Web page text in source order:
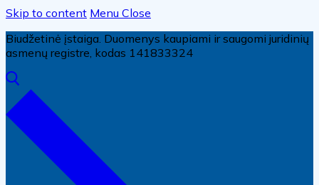
Skip to content Menu Close
Biudžetinė įstaiga. Duomenys kaupiami ir saugomi juridinių
asmenų registre, kodas 141833324